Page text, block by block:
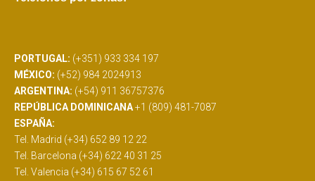
PORTUGAL: (+351) 933 334 197
MÉXICO: (+52) 984 2024913
ARGENTINA: (+54) 911 36757376
REPÚBLICA DOMINICANA+1 (809) 481-7087
ESPAÑA:
Tel. Madrid (+34) 652 89 12 22
Tel. Barcelona (+34) 622 40 31 25
Tel. Valencia (+34) 615 67 52 61